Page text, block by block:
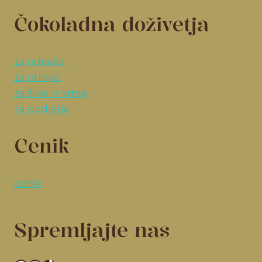
Čokoladna doživetja
za odrasle
za otroke
za šole in vrtce
za podjetja
Cenik
cenik
Spremljajte nas